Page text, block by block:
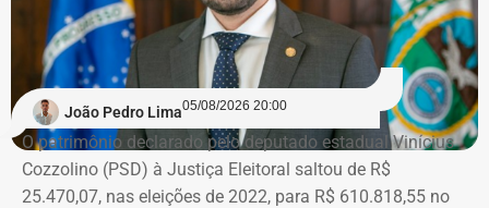
João Pedro Lima05/08/2026 20:00
O patrimônio declarado pelo deputado estadual Vinícius
Cozzolino (PSD) à Justiça Eleitoral saltou de R$
25.470,07, nas eleições de 2022, para R$ 610.818,55 no